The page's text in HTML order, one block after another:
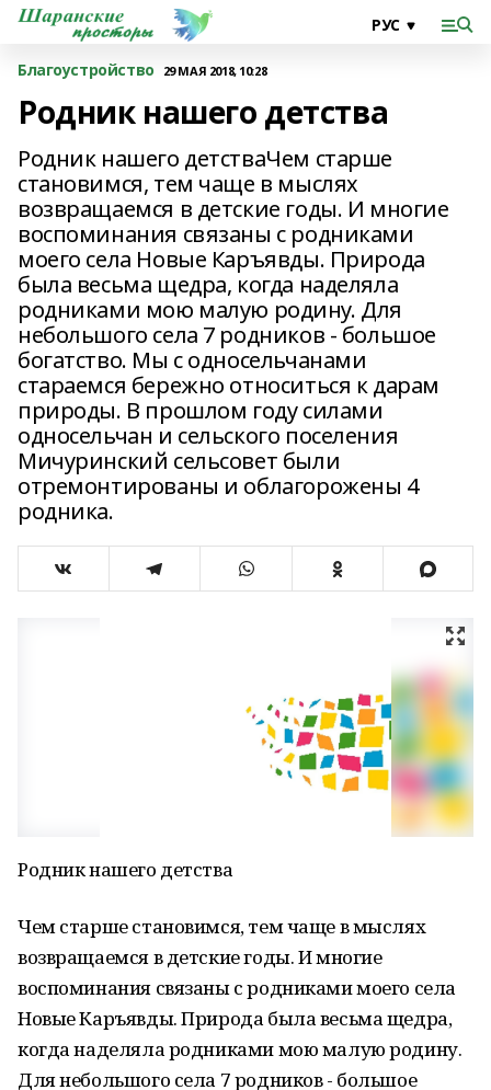
Благоустройство 29 МАЯ 2018, 10:28
Родник нашего детства
Родник нашего детстваЧем старше
становимся, тем чаще в мыслях
возвращаемся в детские годы. И многие
воспоминания связаны с родниками
моего села Новые Каръявды. Природа
была весьма щедра, когда наделяла
родниками мою малую родину. Для
небольшого села 7 родников - большое
богатство. Мы с односельчанами
стараемся бережно относиться к дарам
природы. В прошлом году силами
односельчан и сельского поселения
Мичуринский сельсовет были
отремонтированы и облагорожены 4
родника.
Родник нашего детства
Чем старше становимся, тем чаще в мыслях
возвращаемся в детские годы. И многие
воспоминания связаны с родниками моего села
Новые Каръявды. Природа была весьма щедра,
когда наделяла родниками мою малую родину.
Для небольшого села 7 родников - большое